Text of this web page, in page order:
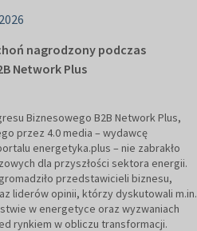
nagrodzony podczas
Network Plus
Biznesowego B2B Network Plus,
przez 4.0 media – wydawcę
energetyka.plus – nie zabrakło
dla przyszłości sektora energii.
przedstawicieli biznesu,
liderów opinii, którzy dyskutowali m.in.
w energetyce oraz wyzwaniach
rynkiem w obliczu transformacji.